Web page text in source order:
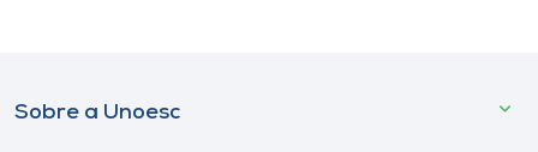
Sobre a Unoesc